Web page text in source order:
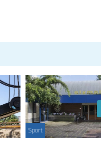
Sport